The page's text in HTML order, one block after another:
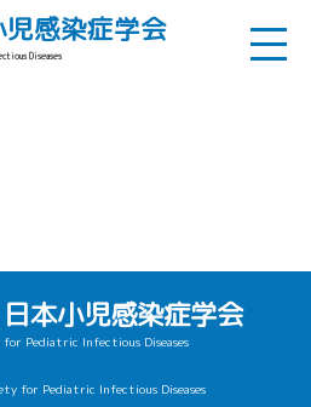
児感染症学会
Diseases
日本小児感染症学会
for Pediatric Infectious Diseases
for Pediatric Infectious Diseases